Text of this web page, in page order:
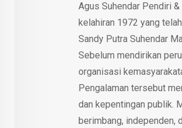
Agus Suhendar Pendiri
kelahiran 1972 yang
Sandy Putra Suhendar
Sebelum mendirikan
organisasi
Pengalaman tersebut
dan kepentingan publik.
berimbang,